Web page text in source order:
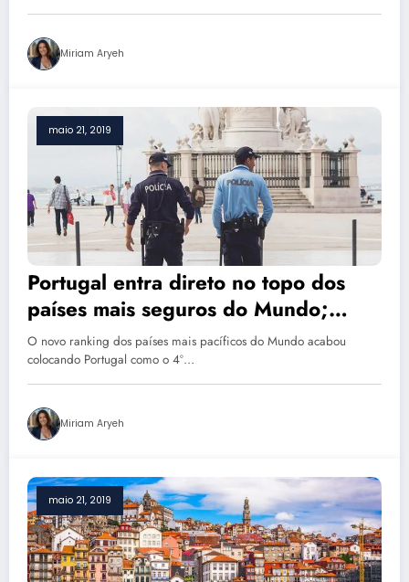
Miriam Aryeh
maio 21, 2019
Portugal entra direto no topo dos
países mais seguros do Mundo;
entenda os motivos
O novo ranking dos países mais pacíficos do Mundo acabou
colocando Portugal como o 4º…
Miriam Aryeh
maio 21, 2019